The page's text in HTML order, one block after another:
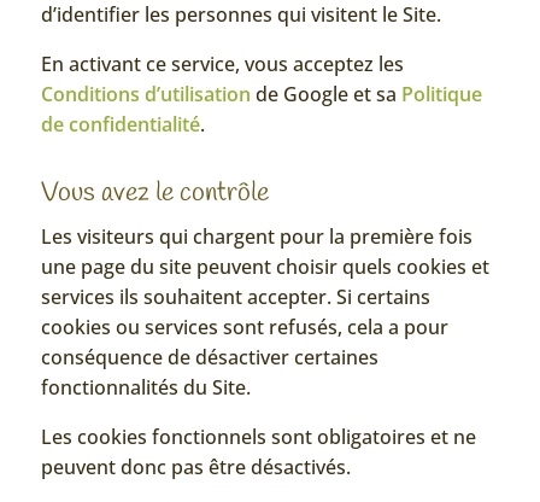
d’identifier les personnes qui visitent le Site.
En activant ce service, vous acceptez les
Conditions d’utilisation de Google et sa Politique
de confidentialité.
Vous avez le contrôle
Les visiteurs qui chargent pour la première fois
une page du site peuvent choisir quels cookies et
services ils souhaitent accepter. Si certains
cookies ou services sont refusés, cela a pour
conséquence de désactiver certaines
fonctionnalités du Site.
Les cookies fonctionnels sont obligatoires et ne
peuvent donc pas être désactivés.